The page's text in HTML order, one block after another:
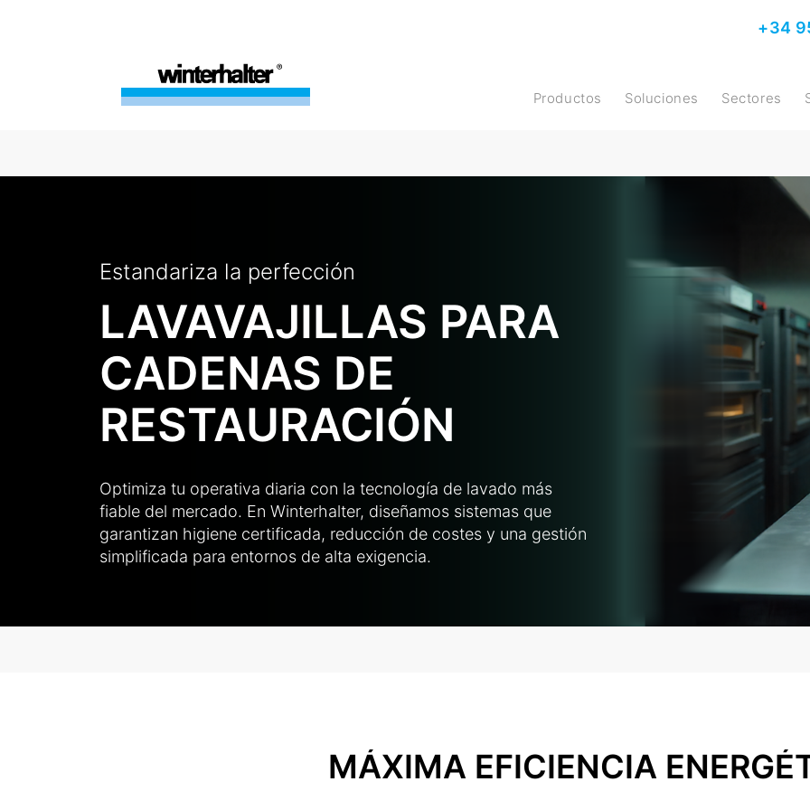
+34
Productos Soluciones Sectores
Estandariza la perfección
LAVAVAJILLAS PARA
CADENAS DE
RESTAURACIÓN
Optimiza tu operativa diaria con la tecnología de lavado más
fiable del mercado. En Winterhalter, diseñamos sistemas que
garantizan higiene certificada, reducción de costes y una gestión
simplificada para entornos de alta exigencia.
MÁXIMA EFICIENCIA